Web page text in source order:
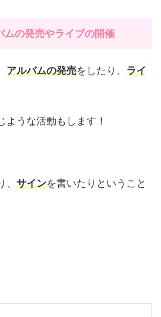
ムの発売やライブの開催
アルバムの発売をしたり、 ライ
ような活動もします！
、 サインを書いたりということ